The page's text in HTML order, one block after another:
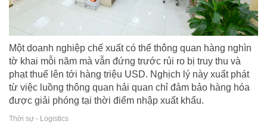
Một doanh nghiệp chế xuất có thể thông quan hàng nghìn
tờ khai mỗi năm mà vẫn đứng trước rủi ro bị truy thu và
phạt thuế lên tới hàng triệu USD. Nghịch lý này xuất phát
từ việc luồng thông quan hải quan chỉ đảm bảo hàng hóa
được giải phóng tại thời điểm nhập xuất khẩu.
Thời sự - Logistics